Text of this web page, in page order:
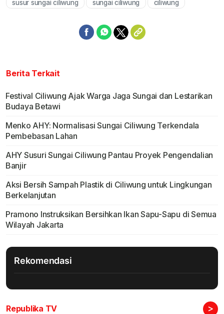
Mute
susur sungai ciliwung sungai ciliwung ciliwung
Berita Terkait
Festival Ciliwung Ajak Warga Jaga Sungai dan Lestarikan
Budaya Betawi
Menko AHY: Normalisasi Sungai Ciliwung Terkendala
Pembebasan Lahan
AHY Susuri Sungai Ciliwung Pantau Proyek Pengendalian
Banjir
Aksi Bersih Sampah Plastik di Ciliwung untuk Lingkungan
Berkelanjutan
Pramono Instruksikan Bersihkan Ikan Sapu-Sapu di Semua
Wilayah Jakarta
Rekomendasi
Republika TV >